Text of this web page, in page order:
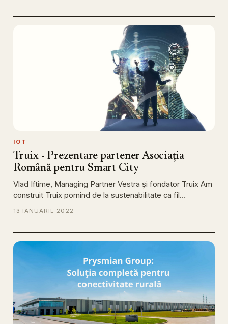
IOT
Truix - Prezentare partener Asociația
Română pentru Smart City
Vlad Iftime, Managing Partner Vestra și fondator Truix Am
construit Truix pornind de la sustenabilitate ca fil…
13 IANUARIE 2022